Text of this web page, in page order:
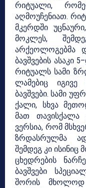
რიტუალი,
აღმოუჩენიათ.
მკერდში
მოკლეს,
არქეოლოგებმა
ბავშვების ასაკი
რიტუალს სამი
ლამებიც
ბავშვები. სამი
ქალი, სხვა
მათ თავისქალა
ვერსია, რომ
ზრდასრულმა
შემდეგ კი ისინიც
ცხედრების
ბავშვები
შორის მხოლოდ